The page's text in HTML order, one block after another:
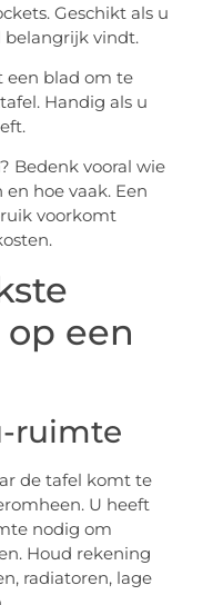
Geschikt als u
belangrijk vindt.
een blad om te
Handig als u
Bedenk vooral wie
hoe vaak. Een
voorkomt
een
ruimte
de tafel komt te
U heeft
nodig om
Houd rekening
radiatoren, lage